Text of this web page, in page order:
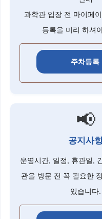
과학관 입장 전 마이페
등록을 미리 하셔
주차등록
📢
공지사
운영시간, 일정, 휴관일,
관을 방문 전 꼭 필요한
있습니다.